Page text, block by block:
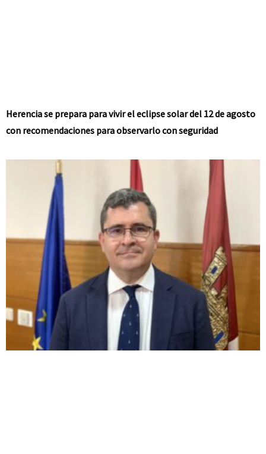
Herencia se prepara para vivir el eclipse solar del 12 de agosto
con recomendaciones para observarlo con seguridad